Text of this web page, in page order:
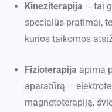
Kineziterapija – tai
specialūs pratimai,
kurios taikomos
Fizioterapija apima
aparatūrą –
magnetoterapiją,